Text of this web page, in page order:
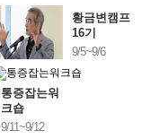
황금변캠프
16기
9/5~9/6
통증잡는워
크숍
9/11~9/12